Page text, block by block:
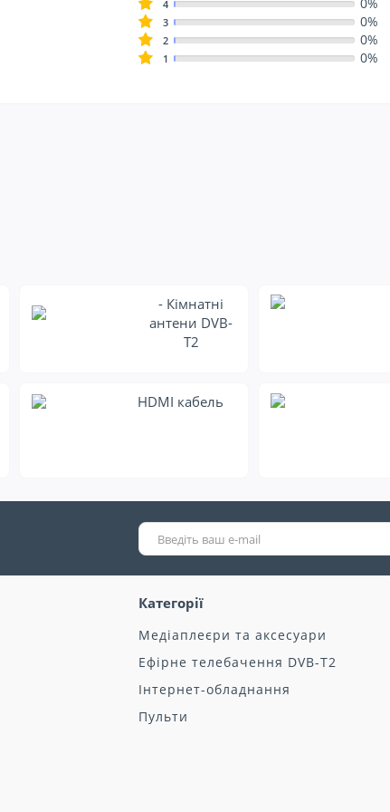
4
3 0%
2 0%
1 0%
- Кімнатні
антени DVB-
T2
HDMI кабель
Категорії
Медіаплеєри та аксесуари
Ефірне телебачення DVB-T2
Інтернет-обладнання
Пульти